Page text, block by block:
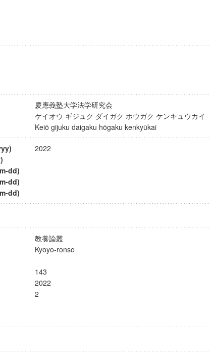
慶應義塾大学法学研究会
ケイオウ ギジュク ダイガク ホウガク ケンキュウカイ
Keiō gijuku daigaku hōgaku kenkyūkai
2022
dd)
dd)
dd)
教養論叢
Kyoyo-ronso
143
2022
2